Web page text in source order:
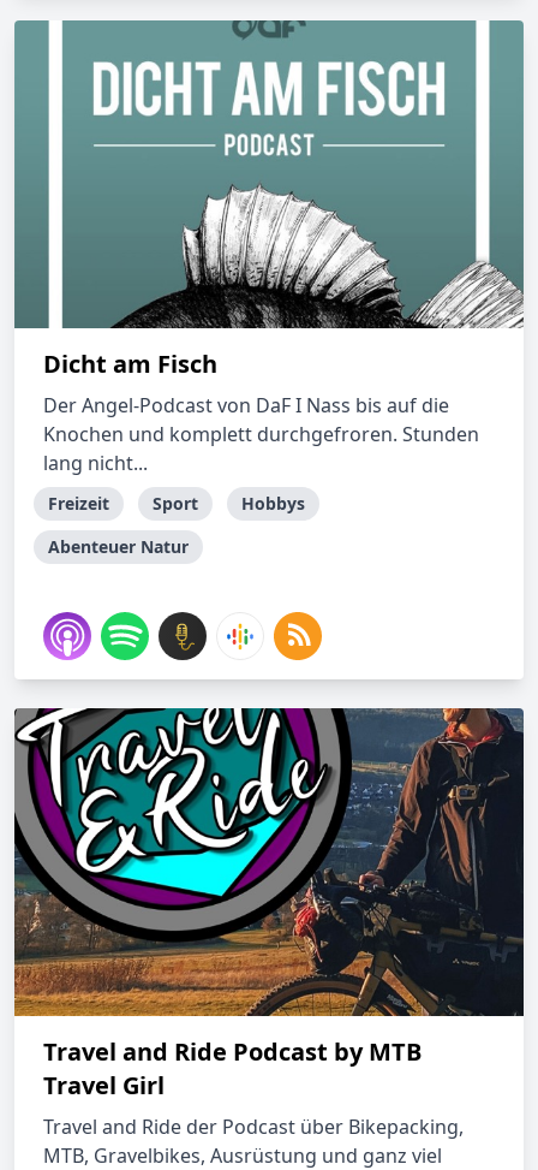
Dicht am Fisch
Der Angel-Podcast von DaF I Nass bis auf die
Knochen und komplett durchgefroren. Stunden
lang nicht...
Freizeit Sport
Hobbys
Abenteuer Natur
Travel and Ride Podcast by MTB
Travel Girl
Travel and Ride der Podcast über Bikepacking,
MTB, Gravelbikes, Ausrüstung und ganz viel